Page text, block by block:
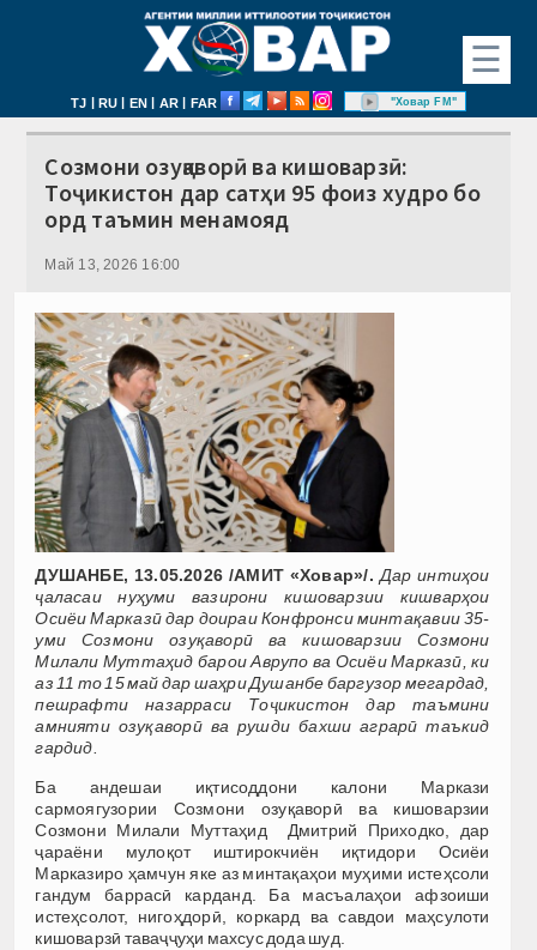
☰
TJ | RU | EN | AR | FAR "Ховар FM"
Созмони озуқаворӣ ва кишоварзӣ:
Тоҷикистон дар сатҳи 95 фоиз худро бо
орд таъмин менамояд
Май 13, 2026 16:00
ДУШАНБЕ, 13.05.2026 /АМИТ «Ховар»/. Дар интиҳои
ҷаласаи нуҳуми вазирони кишоварзии кишварҳои
Осиёи Марказӣ дар доираи Конфронси минтақавии 35-
уми Созмони озуқаворӣ ва кишоварзии Созмони
Милали Муттаҳид барои Аврупо ва Осиёи Марказӣ, ки
аз 11 то 15 май дар шаҳри Душанбе баргузор мегардад,
пешрафти назарраси Тоҷикистон дар таъмини
амнияти озуқаворӣ ва рушди бахши аграрӣ таъкид
гардид.
Ба андешаи иқтисоддони калони Маркази
сармоягузории Созмони озуқаворӣ ва кишоварзии
Созмони Милали Муттаҳид Дмитрий Приходко, дар
ҷараёни мулоқот иштирокчиён иқтидори Осиёи
Марказиро ҳамчун яке аз минтақаҳои муҳими истеҳсоли
гандум баррасӣ карданд. Ба масъалаҳои афзоиши
истеҳсолот, нигоҳдорӣ, коркард ва савдои маҳсулоти
кишоварзӣ таваҷҷуҳи махсус дода шуд.